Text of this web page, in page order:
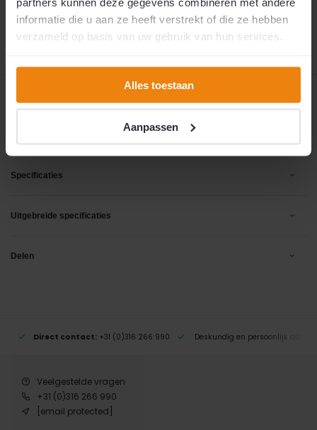
informatie die u aan ze heeft verstrekt of die ze hebben
verzameld op basis van uw gebruik van hun services.
Alles toestaan
Aanpassen
🚚 Verwachte verzending:9 oktober 2026
Specificaties
Uitgebreide specificaties
Delen
Direct contact: +31 (0)316 266 990 Deskundig en persoonlijk advies
Veelgestelde vragen
+31 (0)316 266 990
[email protected]